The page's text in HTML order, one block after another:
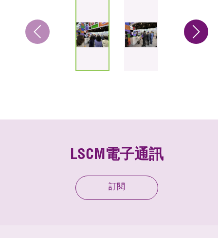
LSCM電子通訊
訂閱